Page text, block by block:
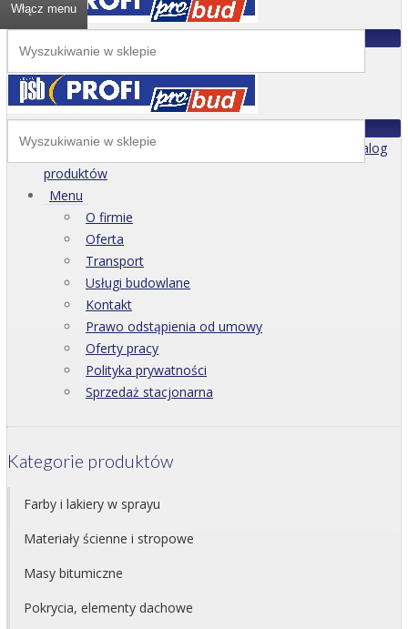
Włącz menu
Katalog
produktów
Menu
O firmie
Oferta
Transport
Usługi budowlane
Kontakt
Prawo odstąpienia od umowy
Oferty pracy
Polityka prywatności
Sprzedaż stacjonarna
Kategorie produktów
Farby i lakiery w sprayu
Materiały ścienne i stropowe
Masy bitumiczne
Pokrycia, elementy dachowe